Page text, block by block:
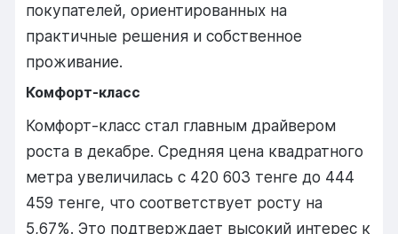
покупателей, ориентированных на
практичные решения и собственное
проживание.
Комфорт-класс
Комфорт-класс стал главным драйвером
роста в декабре. Средняя цена квадратного
метра увеличилась с 420 603 тенге до 444
459 тенге, что соответствует росту на
5,67%. Это подтверждает высокий интерес к